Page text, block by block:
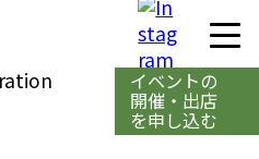
イベントの
開催・出店
を申し込む